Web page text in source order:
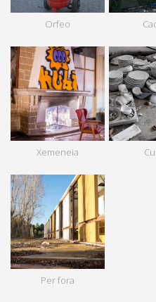
Orfeo
Xemeneia
Per fora